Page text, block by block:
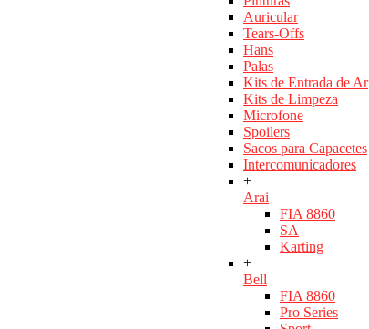
Auricular
Tears-Offs
Hans
Palas
Kits de Entrada de Ar
Kits de Limpeza
Microfone
Spoilers
Sacos para Capacetes
Intercomunicadores
+
Arai
FIA 8860
SA
Karting
+
Bell
FIA 8860
Pro Series